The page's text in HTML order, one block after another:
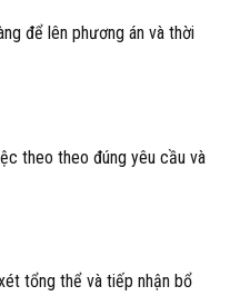
để lên phương án và thời
theo theo đúng yêu cầu và
tổng thể và tiếp nhận bổ